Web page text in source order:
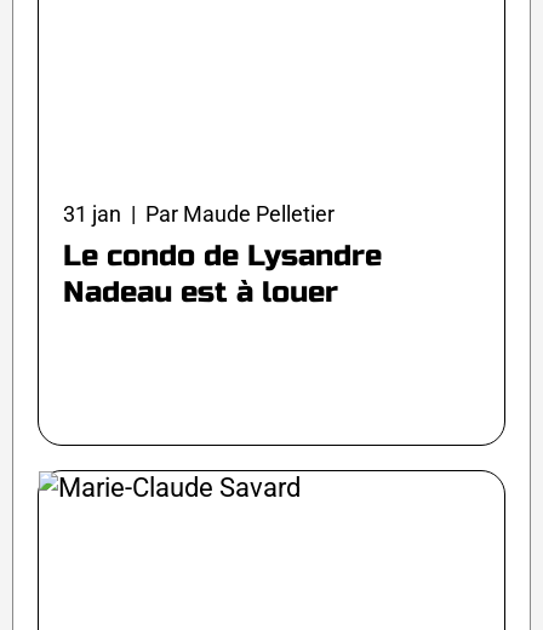
31 jan | Par Maude Pelletier
Le condo de Lysandre
Nadeau est à louer